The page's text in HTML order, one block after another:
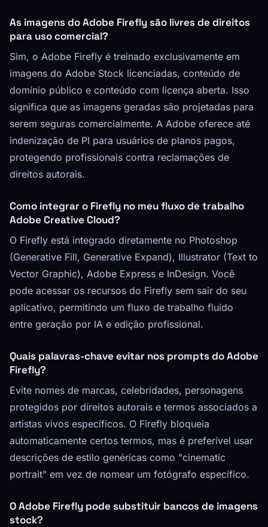
As imagens do Adobe Firefly são livres de direitos
para uso comercial?
Sim, o Adobe Firefly é treinado exclusivamente em
imagens do Adobe Stock licenciadas, conteúdo de
domínio público e conteúdo com licença aberta. Isso
significa que as imagens geradas são projetadas para
serem seguras comercialmente. A Adobe oferece até
indenização de PI para usuários de planos pagos,
protegendo profissionais contra reclamações de
direitos autorais.
Como integrar o Firefly no meu fluxo de trabalho
Adobe Creative Cloud?
O Firefly está integrado diretamente no Photoshop
(Generative Fill, Generative Expand), Illustrator (Text to
Vector Graphic), Adobe Express e InDesign. Você
pode acessar os recursos do Firefly sem sair do seu
aplicativo, permitindo um fluxo de trabalho fluido
entre geração por IA e edição profissional.
Quais palavras-chave evitar nos prompts do Adobe
Firefly?
Evite nomes de marcas, celebridades, personagens
protegidos por direitos autorais e termos associados a
artistas vivos específicos. O Firefly bloqueia
automaticamente certos termos, mas é preferível usar
descrições de estilo genéricas como "cinematic
portrait" em vez de nomear um fotógrafo específico.
O Adobe Firefly pode substituir bancos de imagens
stock?